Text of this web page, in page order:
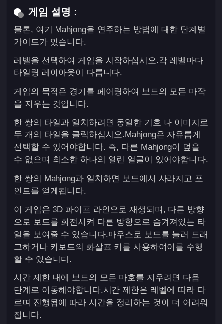
게임 설명 :
물론, 여기 Mahjong을 연주하는 방법에 대한 단계별
가이드가 있습니다.
레벨을 선택하여 게임을 시작하십시오.각 레벨마다
타일링 레이아웃이 다릅니다.
게임의 목적은 경기를 페어링하여 보드의 모든 마작
을 지우는 것입니다.
한 쌍의 타일과 일치하려면 동일한 기호 나 이미지로
두 개의 타일을 클릭하십시오.Mahjong은 자유롭게
선택할 수 있어야합니다. 즉, 다른 Mahjong이 덮을
수 없으며 최소한 하나의 열린 얼굴이 있어야합니다.
한 쌍의 Mahjong과 일치하면 보드에서 사라지고 포
인트를 얻게됩니다.
이 게임은 3D 파이프 라인으로 재생되며, 다른 방향
으로 보드를 회전시켜 다른 방향으로 숨겨져있는 타
일을 보여줄 수 있습니다.마우스로 보드를 눌러 드래
그하거나 키보드의 화살표 키를 사용하여이를 수행
할 수 있습니다.
시간 제한 내에 보드의 모든 마호를 지우려면 다음
단계로 이동해야합니다.시간 제한은 레벨에 따라 다
르며 진행됨에 따라 시간을 정리하는 것이 더 어려워
집니다.